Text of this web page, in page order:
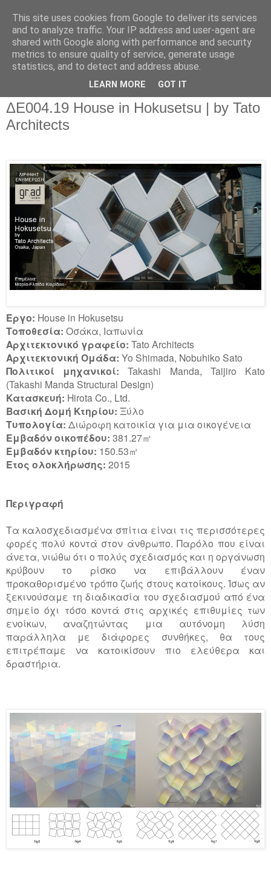
ΔΕ004.19 House in Hokusetsu | by Tato
Architects
Έργο: House in Hokusetsu
Τοποθεσία: Οσάκα, Ιαπωνία
Αρχιτεκτονικό γραφείο: Tato Architects
Αρχιτεκτονική Ομάδα: Yo Shimada, Nobuhiko Sato
Πολιτικοί μηχανικοί: Takashi Manda, Taijiro Kato
(Takashi Manda Structural Design)
Κατασκευή: Hirota Co., Ltd.
Βασική Δομή Κτηρίου: Ξύλο
Τυπολογία: Διώροφη κατοικία για μια οικογένεια
Εμβαδόν οικοπέδου: 381.27㎡
Εμβαδόν κτηρίου: 150.53㎡
Έτος ολοκλήρωσης: 2015
Περιγραφή
Τα καλοσχεδιασμένα σπίτια είναι τις περισσότερες
φορές πολύ κοντά στον άνθρωπο. Παρόλο που είναι
άνετα, νιώθω ότι ο πολύς σχεδιασμός και η οργάνωση
κρύβουν το ρίσκο να επιβάλλουν έναν
προκαθορισμένο τρόπο ζωής στους κατοίκους. Ίσως αν
ξεκινούσαμε τη διαδικασία του σχεδιασμού από ένα
σημείο όχι τόσο κοντά στις αρχικές επιθυμίες των
ενοίκων, αναζητώντας μια αυτόνομη λύση
παράλληλα με διάφορες συνθήκες, θα τους
επιτρέπαμε να κατοικίσουν πιο ελεύθερα και
δραστήρια.
This site uses cookies from Google to deliver its services
and to analyze traffic. Your IP address and user-agent are
shared with Google along with performance and security
metrics to ensure quality of service, generate usage
statistics, and to detect and address abuse.
LEARN MORE GOT IT